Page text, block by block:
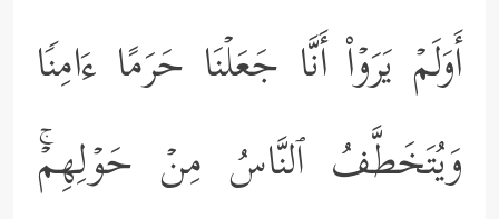
أَوَلَمۡ یَرَوۡاْ أَنَّا جَعَلۡنَا حَرَمًا ءَامِنࣰا
وَیُتَخَطَّفُ ٱلنَّاسُ مِنۡ حَوۡلِهِمۡۚ